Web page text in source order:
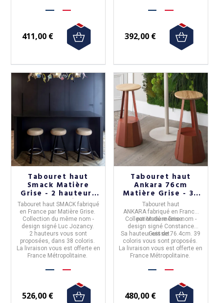
411,00 € 392,00 €
Tabouret haut
Smack Matière
Grise - 2 hauteurs
38 coloris
Tabouret haut SMACKfabriqué
en France par Matière Grise.
Collection du même nom -
design signé Luc Jozancy.
2 hauteurs vous sont
proposées, dans 38 coloris.
La livraison vous est offerte en
France Métropolitaine.
526,00 €
Tabouret haut
Ankara 76cm
Matière Grise - 39
coloris
Tabouret haut
ANKARAfabriqué en France
parMatière Grise.
Collection du même nom -
design signé Constance
Guisset.
Sa hauteur est de 76.4cm. 39
coloris vous sont proposés.
La livraison vous est offerte en
France Métropolitaine.
480,00 €